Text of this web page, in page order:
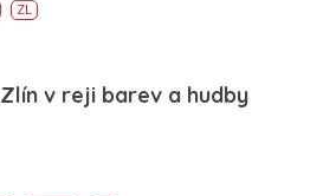
ZL
Zlín v reji barev a hudby